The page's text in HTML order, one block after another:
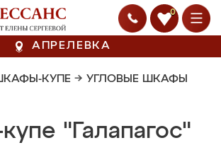
0
АПРЕЛЕВКА
КУПЕ → УГЛОВЫЕ ШКАФЫ
"Галапагос"